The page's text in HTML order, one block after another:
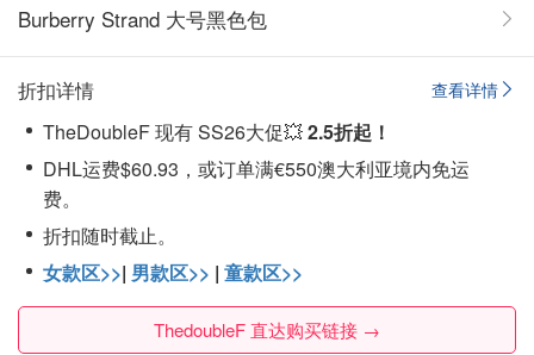
Burberry Strand 大号黑色包
查看详情
折扣详情
TheDoubleF 现有 SS26大促💥2.5折起！
DHL运费$60.93，或订单满€550澳大利亚境内免运
费。
折扣随时截止。
女款区>>| 男款区>> | 童款区>>
ThedoubleF 直达购买链接 →